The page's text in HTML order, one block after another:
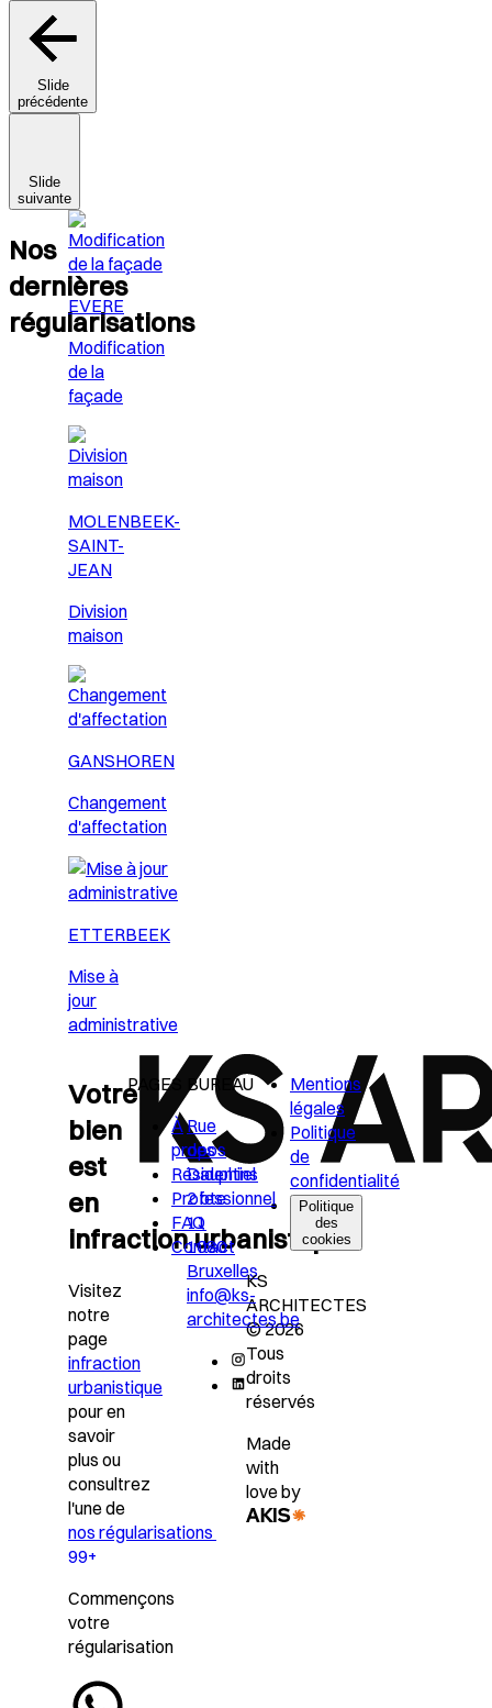
Slide
précédente
Slide
suivante
Nos
dernières
régularisations
EVERE
Modification
de la
façade
MOLENBEEK-
SAINT-
JEAN
Division
maison
GANSHOREN
Changement
d'affectation
ETTERBEEK
Mise à
jour
administrative
Votre
bien
est
en
infraction urbanistique?
Visitez
notre
page
infraction
urbanistique
pour en
savoir
plus ou
consultrez
l'une de
nos régularisations
99+
Commençons
votre
régularisation
PAGES
À
propos
Résidentiel
Professionnel
FAQ
Contact
BUREAU
Rue
des
Dauphins
2 bte
11
1080
Bruxelles
info@ks-
architectes.be
Mentions
légales
Politique
de
confidentialité
Politique
des
cookies
KS
ARCHITECTES
© 2026
Tous
droits
réservés
Made
with
love by